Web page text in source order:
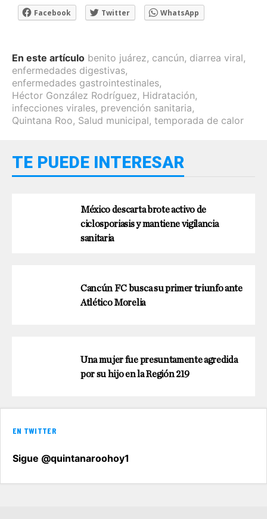
Facebook Twitter WhatsApp
En este artículo benito juárez, cancún, diarrea viral,
enfermedades digestivas,
enfermedades gastrointestinales,
Héctor González Rodríguez, Hidratación,
infecciones virales, prevención sanitaria,
Quintana Roo, Salud municipal, temporada de calor
TE PUEDE INTERESAR
México descarta brote activo de
ciclosporiasis y mantiene vigilancia
sanitaria
Cancún FC busca su primer triunfo ante
Atlético Morelia
Una mujer fue presuntamente agredida
por su hijo en la Región 219
EN TWITTER
Sigue @quintanaroohoy1